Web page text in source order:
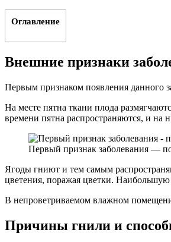
Оглавление
Внешние признаки
Первым признаком появления данного
На месте пятна ткани плода
времени пятна распространяются, и на
Первый признак заболевания —
Ягоды гниют и тем самым
цветения, поражая цветки. Наибольшую
В непроветриваемом влажном
Причины гнили и